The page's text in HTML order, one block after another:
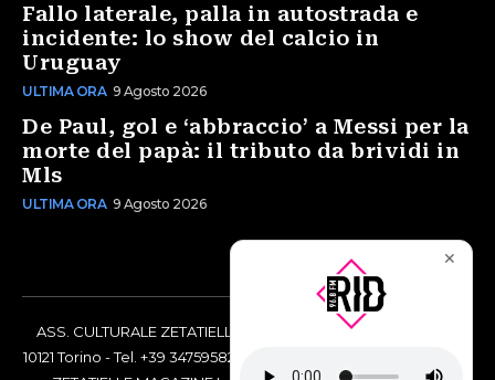
Fallo laterale, palla in autostrada e
incidente: lo show del calcio in
Uruguay
ULTIMA ORA 9 Agosto 2026
De Paul, gol e ‘abbraccio’ a Messi per la
morte del papà: il tributo da brividi in
Mls
ULTIMA ORA 9 Agosto 2026
ASS. CULTURALE ZETATIELLE OFF via Vittorio Amedeo II, 21 -
10121 Torino - Tel. +39 3475958238 - Codice Fiscale 97883690014
✕